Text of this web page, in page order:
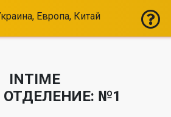
Европа, Китай
INTIME
№1